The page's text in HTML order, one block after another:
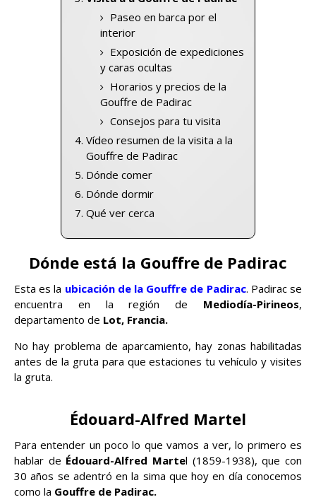
Paseo en barca por el
interior
Exposición de expediciones
y caras ocultas
Horarios y precios de la
Gouffre de Padirac
Consejos para tu visita
Vídeo resumen de la visita a la
Gouffre de Padirac
Dónde comer
Dónde dormir
Qué ver cerca
Dónde está la Gouffre de Padirac
Esta es la ubicación de la Gouffre de Padirac. Padirac se
encuentra en la región de Mediodía-Pirineos,
departamento de Lot, Francia.
No hay problema de aparcamiento, hay zonas habilitadas
antes de la gruta para que estaciones tu vehículo y visites
la gruta.
Édouard-Alfred Martel
Para entender un poco lo que vamos a ver, lo primero es
hablar de Édouard-Alfred Martel (1859-1938), que con
30 años se adentró en la sima que hoy en día conocemos
como la Gouffre de Padirac.